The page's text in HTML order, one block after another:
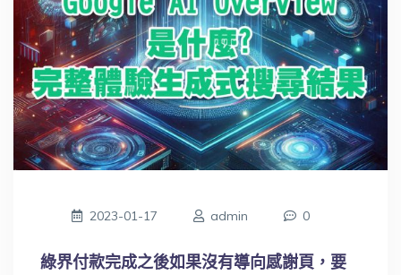
2023-01-17 admin 0
綠界付款完成之後如果沒有導向感謝頁，要